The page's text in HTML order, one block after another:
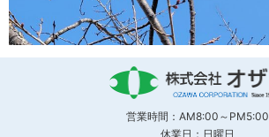
営業時間：AM8:00～PM5:00
休業日：日曜日